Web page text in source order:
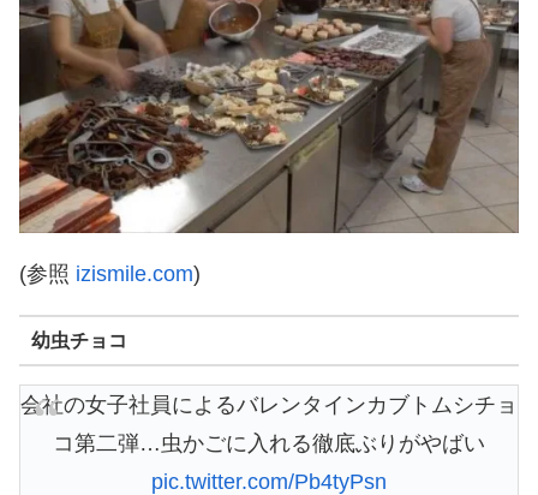
(参照 izismile.com)
幼虫チョコ
会社の女子社員によるバレンタインカブトムシチョ
コ第二弾…虫かごに入れる徹底ぶりがやばい
pic.twitter.com/Pb4tyPsn